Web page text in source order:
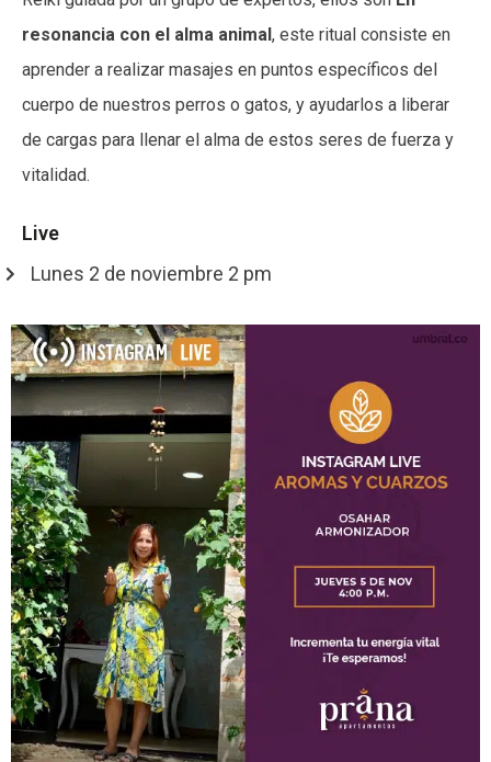
resonancia con el alma animal , este ritual consiste en
aprender a realizar masajes en puntos específicos del
cuerpo de nuestros perros o gatos, y ayudarlos a liberar
de cargas para llenar el alma de estos seres de fuerza y
vitalidad.
Live
Lunes 2 de noviembre 2 pm